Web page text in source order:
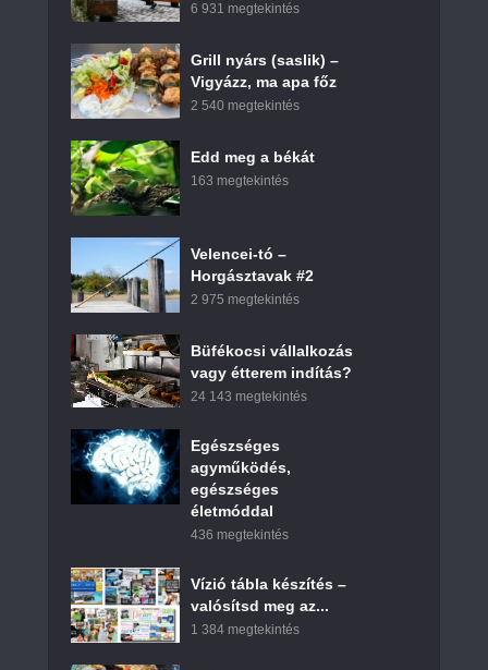
6 931 megtekintés
Grill nyárs (saslik) –
Vigyázz, ma apa főz
2 540 megtekintés
Edd meg a békát
163 megtekintés
Velencei-tó –
Horgásztavak #2
2 975 megtekintés
Büfékocsi vállalkozás
vagy étterem indítás?
24 143 megtekintés
Egészséges
agyműködés,
egészséges
életmóddal
436 megtekintés
Vízió tábla készítés –
valósítsd meg az...
1 384 megtekintés